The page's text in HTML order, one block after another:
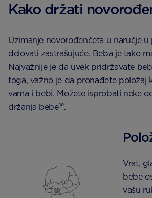
Kako držati
Uzimanje novorođenčeta u naručje
delovati zastrašujuće. Beba je tako
Najvažnije je da uvek pridržavate
toga, važno je da pronađete položaj
vama i bebi. Možete isprobati neke
držanja bebe¹⁰.
Vrat,
bebe
vašu